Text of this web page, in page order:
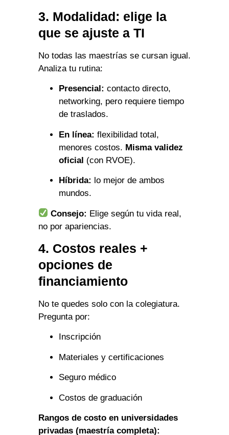
3. Modalidad: elige la
que se ajuste a TI
No todas las maestrías se cursan igual.
Analiza tu rutina:
Presencial: contacto directo,
networking, pero requiere tiempo
de traslados.
En línea: flexibilidad total,
menores costos. Misma validez
oficial (con RVOE).
Híbrida: lo mejor de ambos
mundos.
Consejo: Elige según tu vida real,
no por apariencias.
4. Costos reales +
opciones de
financiamiento
No te quedes solo con la colegiatura.
Pregunta por:
Inscripción
Materiales y certificaciones
Seguro médico
Costos de graduación
Rangos de costo en universidades
privadas (maestría completa):